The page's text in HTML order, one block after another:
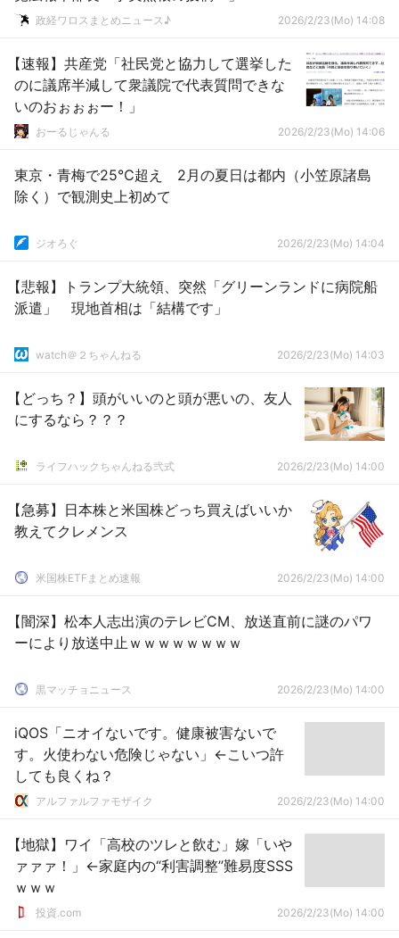
ｗｗｗｗｗｗｗｗｗｗｗ
政経ワロスまとめニュース♪ 2026/2/23(Mo) 14:08
【速報】共産党「社民党と協力して選挙した
のに議席半減して衆議院で代表質問できな
いのおぉぉぉー！」
おーるじゃんる 2026/2/23(Mo) 14:06
東京・青梅で25℃超え 2月の夏日は都内（小笠原諸島
除く）で観測史上初めて
ジオろぐ 2026/2/23(Mo) 14:04
【悲報】トランプ大統領、突然「グリーンランドに病院船
派遣」 現地首相は「結構です」
watch＠２ちゃんねる 2026/2/23(Mo) 14:03
【どっち？】頭がいいのと頭が悪いの、友人
にするなら？？？
ライフハックちゃんねる弐式 2026/2/23(Mo) 14:00
【急募】日本株と米国株どっち買えばいいか
教えてクレメンス
米国株ETFまとめ速報 2026/2/23(Mo) 14:00
【闇深】松本人志出演のテレビCM、放送直前に謎のパワ
ーにより放送中止ｗｗｗｗｗｗｗｗ
黒マッチョニュース 2026/2/23(Mo) 14:00
iQOS「ニオイないです。健康被害ないで
す。火使わない危険じゃない」←こいつ許
しても良くね？
アルファルファモザイク 2026/2/23(Mo) 14:00
【地獄】ワイ「高校のツレと飲む」嫁「いや
ァァァ！」←家庭内の“利害調整”難易度SSS
ｗｗｗ
投資.com 2026/2/23(Mo) 14:00